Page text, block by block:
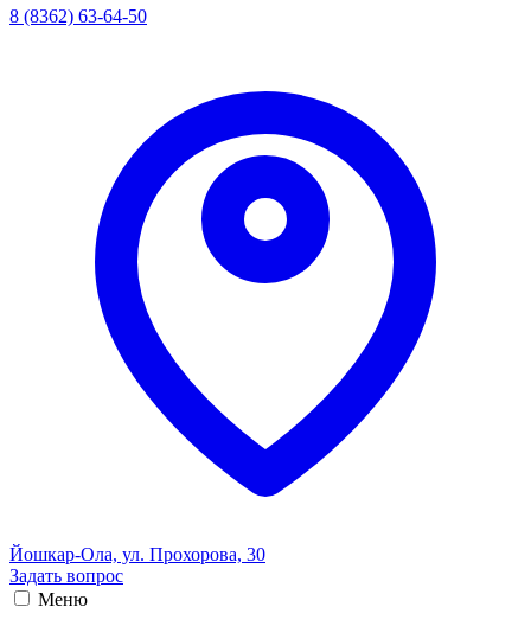
8 (8362) 63-64-50
Йошкар-Ола, ул. Прохорова, 30
Задать вопрос
Меню